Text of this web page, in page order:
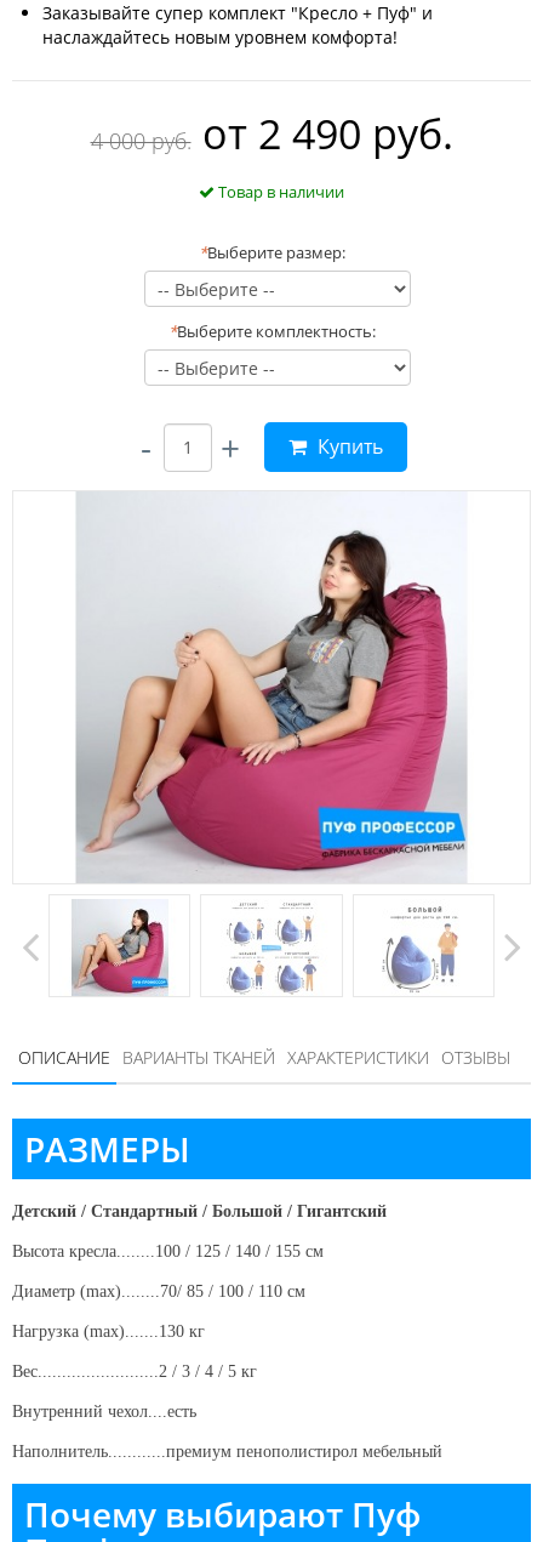
Заказывайте супер комплект "Кресло + Пуф" и
наслаждайтесь новым уровнем комфорта!
4 000 руб. oт2 490 руб.
Товар в наличии
*Выберите размер:
*Выберите комплектность:
- + Купить
ОПИСАНИЕ ВАРИАНТЫ ТКАНЕЙ ХАРАКТЕРИСТИКИ ОТЗЫВЫ
РАЗМЕРЫ
Детский / Стандартный / Большой / Гигантский
Высота кресла........100 / 125 / 140 / 155 см
Диаметр (max)........70/ 85 / 100 / 110 см
Нагрузка (max).......130 кг
Вес.........................2 / 3 / 4 / 5 кг
Внутренний чехол....есть
Наполнитель............премиум пенополистирол мебельный
Почему выбирают Пуф